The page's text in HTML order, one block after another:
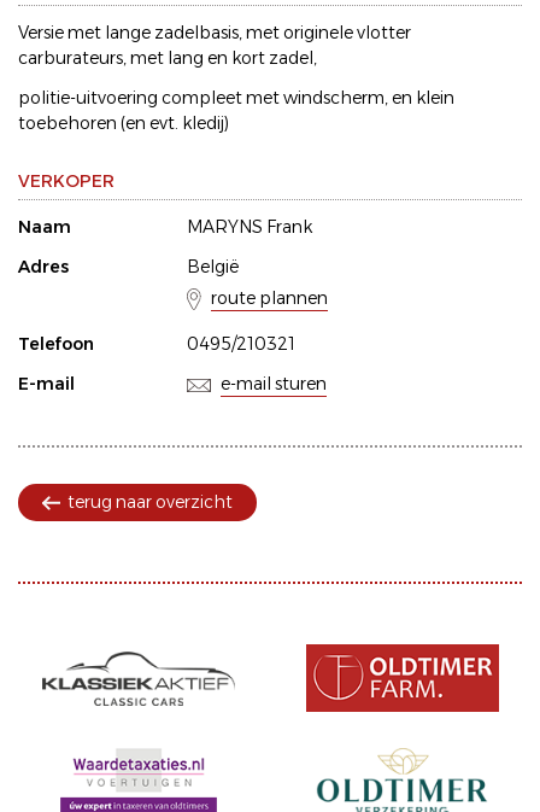
Versie met lange zadelbasis, met originele vlotter
carburateurs, met lang en kort zadel,
politie-uitvoering compleet met windscherm, en klein
toebehoren (en evt. kledij)
VERKOPER
Naam
MARYNS Frank
Adres
België
route plannen
Telefoon
0495/210321
E-mail
e-mail sturen
terug naar overzicht